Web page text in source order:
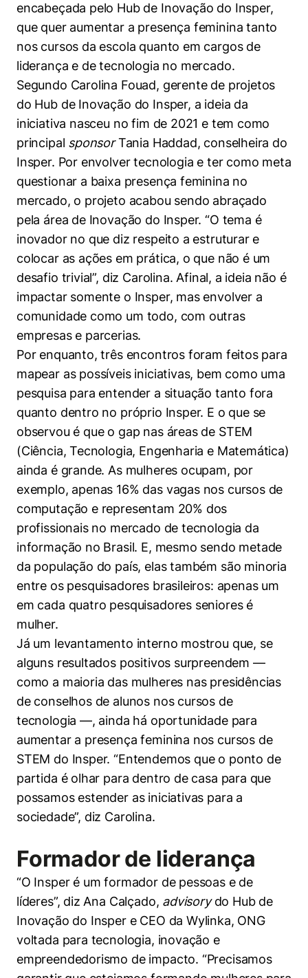
Negócios
Políticas Públicas
Sustentabilidade
Tecnologia e Dados
encabeçada pelo Hub de Inovação do Insper,
que quer aumentar a presença feminina tanto
nos cursos da escola quanto em cargos de
liderança e de tecnologia no mercado.
Segundo Carolina Fouad, gerente de projetos
do Hub de Inovação do Insper, a ideia da
iniciativa nasceu no fim de 2021 e tem como
principal sponsorTania Haddad, conselheira do
Insper. Por envolver tecnologia e ter como meta
questionar a baixa presença feminina no
mercado, o projeto acabou sendo abraçado
pela área de Inovação do Insper. “O tema é
inovador no que diz respeito a estruturar e
colocar as ações em prática, o que não é um
desafio trivial”, diz Carolina. Afinal, a ideia não é
impactar somente o Insper, mas envolver a
comunidade como um todo, com outras
empresas e parcerias.
Por enquanto, três encontros foram feitos para
mapear as possíveis iniciativas, bem como uma
pesquisa para entender a situação tanto fora
quanto dentro no próprio Insper. E o que se
observou é que o gap nas áreas de STEM
(Ciência, Tecnologia, Engenharia e Matemática)
ainda é grande. As mulheres ocupam, por
exemplo, apenas 16% das vagas nos cursos de
computação e representam 20% dos
profissionais no mercado de tecnologia da
informação no Brasil. E, mesmo sendo metade
da população do país, elas também são minoria
entre os pesquisadores brasileiros: apenas um
em cada quatro pesquisadores seniores é
mulher.
Já um levantamento interno mostrou que, se
alguns resultados positivos surpreendem —
como a maioria das mulheres nas presidências
de conselhos de alunos nos cursos de
tecnologia —, ainda há oportunidade para
aumentar a presença feminina nos cursos de
STEM do Insper. “Entendemos que o ponto de
partida é olhar para dentro de casa para que
possamos estender as iniciativas para a
sociedade”, diz Carolina.
Formador de liderança
“O Insper é um formador de pessoas e de
líderes”, diz Ana Calçado, advisorydo Hub de
Inovação do Insper e CEO da Wylinka, ONG
voltada para tecnologia, inovação e
empreendedorismo de impacto. “Precisamos